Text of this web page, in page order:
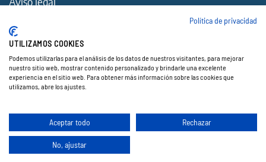
Política de privacidad
Accesibilidad
Web creada por ♥Exprime Creatividad.
Política de privacidad
UTILIZAMOS COOKIES
Podemos utilizarlas para el análisis de los datos de nuestros visitantes, para mejorar
nuestro sitio web, mostrar contenido personalizado y brindarle una excelente
experiencia en el sitio web. Para obtener más información sobre las cookies que
utilizamos, abre los ajustes.
Aceptar todo Rechazar
No, ajustar